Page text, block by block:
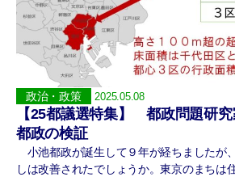
政治・政策 2025.05.08
【25都議選特集】 都政問題研
都政の検証
小池都政が誕生して９年が経ちましたが
しは改善されたでしょうか。東京のまちは